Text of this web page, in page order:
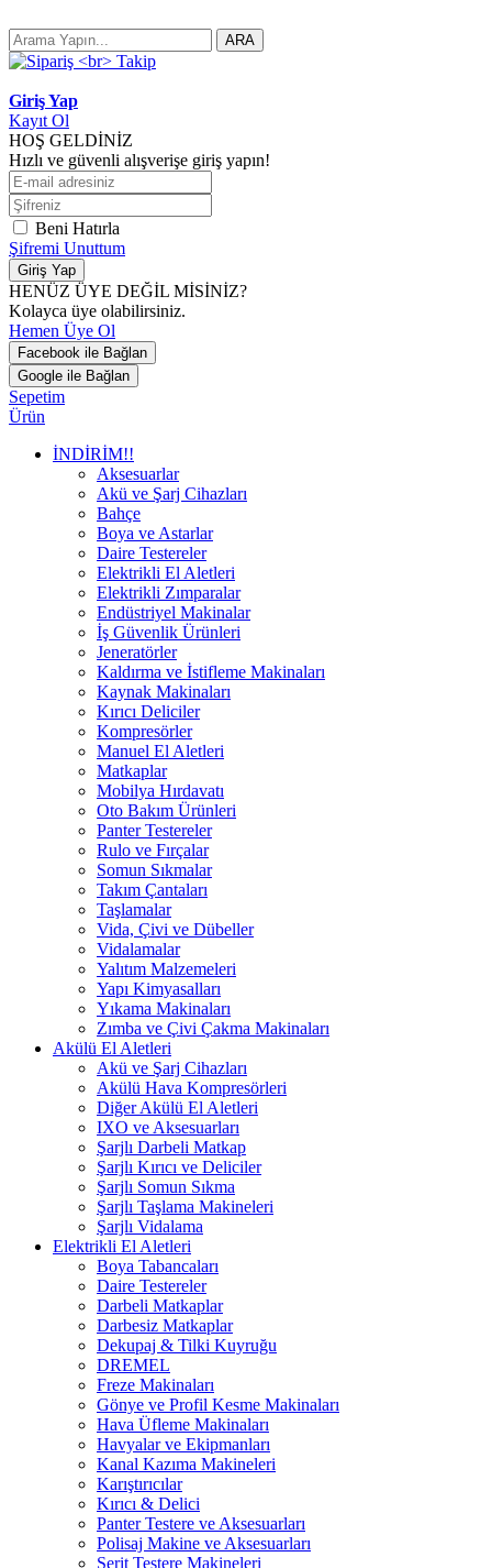
ARA
Giriş Yap
Kayıt Ol
HOŞ GELDİNİZ
Hızlı ve güvenli alışverişe giriş yapın!
Beni Hatırla
Şifremi Unuttum
Giriş Yap
HENÜZ ÜYE DEĞİL MİSİNİZ?
Kolayca üye olabilirsiniz.
Hemen Üye Ol
Facebook ile Bağlan
Google ile Bağlan
Sepetim
Ürün
İNDİRİM!!
Aksesuarlar
Akü ve Şarj Cihazları
Bahçe
Boya ve Astarlar
Daire Testereler
Elektrikli El Aletleri
Elektrikli Zımparalar
Endüstriyel Makinalar
İş Güvenlik Ürünleri
Jeneratörler
Kaldırma ve İstifleme Makinaları
Kaynak Makinaları
Kırıcı Deliciler
Kompresörler
Manuel El Aletleri
Matkaplar
Mobilya Hırdavatı
Oto Bakım Ürünleri
Panter Testereler
Rulo ve Fırçalar
Somun Sıkmalar
Takım Çantaları
Taşlamalar
Vida, Çivi ve Dübeller
Vidalamalar
Yalıtım Malzemeleri
Yapı Kimyasalları
Yıkama Makinaları
Zımba ve Çivi Çakma Makinaları
Akülü El Aletleri
Akü ve Şarj Cihazları
Akülü Hava Kompresörleri
Diğer Akülü El Aletleri
IXO ve Aksesuarları
Şarjlı Darbeli Matkap
Şarjlı Kırıcı ve Deliciler
Şarjlı Somun Sıkma
Şarjlı Taşlama Makineleri
Şarjlı Vidalama
Elektrikli El Aletleri
Boya Tabancaları
Daire Testereler
Darbeli Matkaplar
Darbesiz Matkaplar
Dekupaj & Tilki Kuyruğu
DREMEL
Freze Makinaları
Gönye ve Profil Kesme Makinaları
Hava Üfleme Makinaları
Havyalar ve Ekipmanları
Kanal Kazıma Makineleri
Karıştırıcılar
Kırıcı & Delici
Panter Testere ve Aksesuarları
Polisaj Makine ve Aksesuarları
Şerit Testere Makineleri